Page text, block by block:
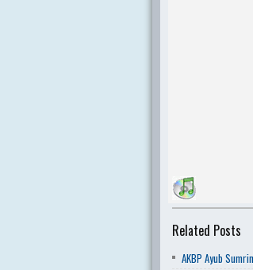
Related Posts
AKBP Ayub